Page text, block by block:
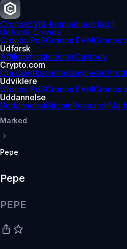
CronosEVM-kompatibelt lag 1
Udforsk Cronos
Cronos PoSCronos EVMCronos
Udforsk
AffiliateInstitutionerCustody
Crypto.com
Om osVirksomhedsnyheder
Udviklere
Cronos PoSCronos EVMCronos
Uddannelse
UddannelseBitcoinResearch
Marked
Pepe
Pepe
PEPE